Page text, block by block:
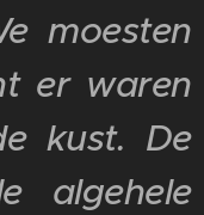
moesten
er waren
kust. De
algehele